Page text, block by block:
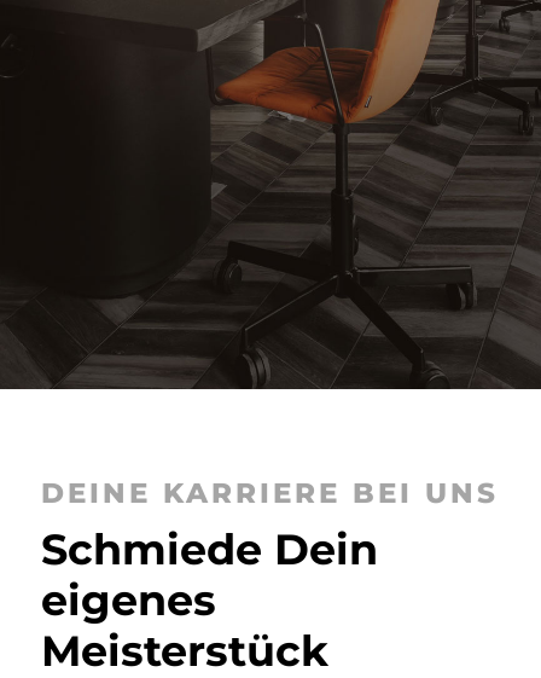
DEINE KARRIERE BEI UNS
Schmiede Dein
eigenes
Meisterstück